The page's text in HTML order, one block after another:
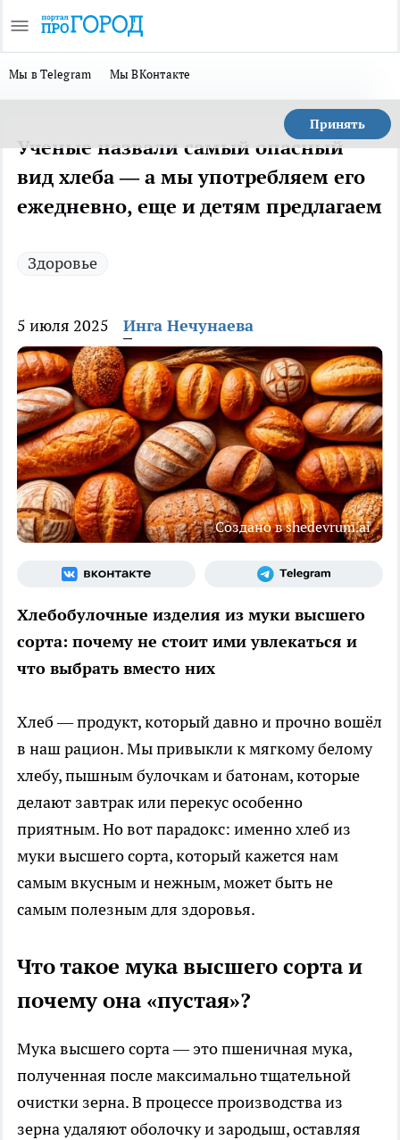
Мы в Telegram Мы ВКонтакте
Принять
Ученые назвали самый опасный
вид хлеба — а мы употребляем его
ежедневно, еще и детям предлагаем
Здоровье
5 июля 2025 Инга Нечунаева
Создано в shedevrum.ai
Хлебобулочные изделия из муки высшего
сорта: почему не стоит ими увлекаться и
что выбрать вместо них
Хлеб — продукт, который давно и прочно вошёл
в наш рацион. Мы привыкли к мягкому белому
хлебу, пышным булочкам и батонам, которые
делают завтрак или перекус особенно
приятным. Но вот парадокс: именно хлеб из
муки высшего сорта, который кажется нам
самым вкусным и нежным, может быть не
самым полезным для здоровья.
Что такое мука высшего сорта и
почему она «пустая»?
Мука высшего сорта — это пшеничная мука,
полученная после максимально тщательной
очистки зерна. В процессе производства из
зерна удаляют оболочку и зародыш, оставляя